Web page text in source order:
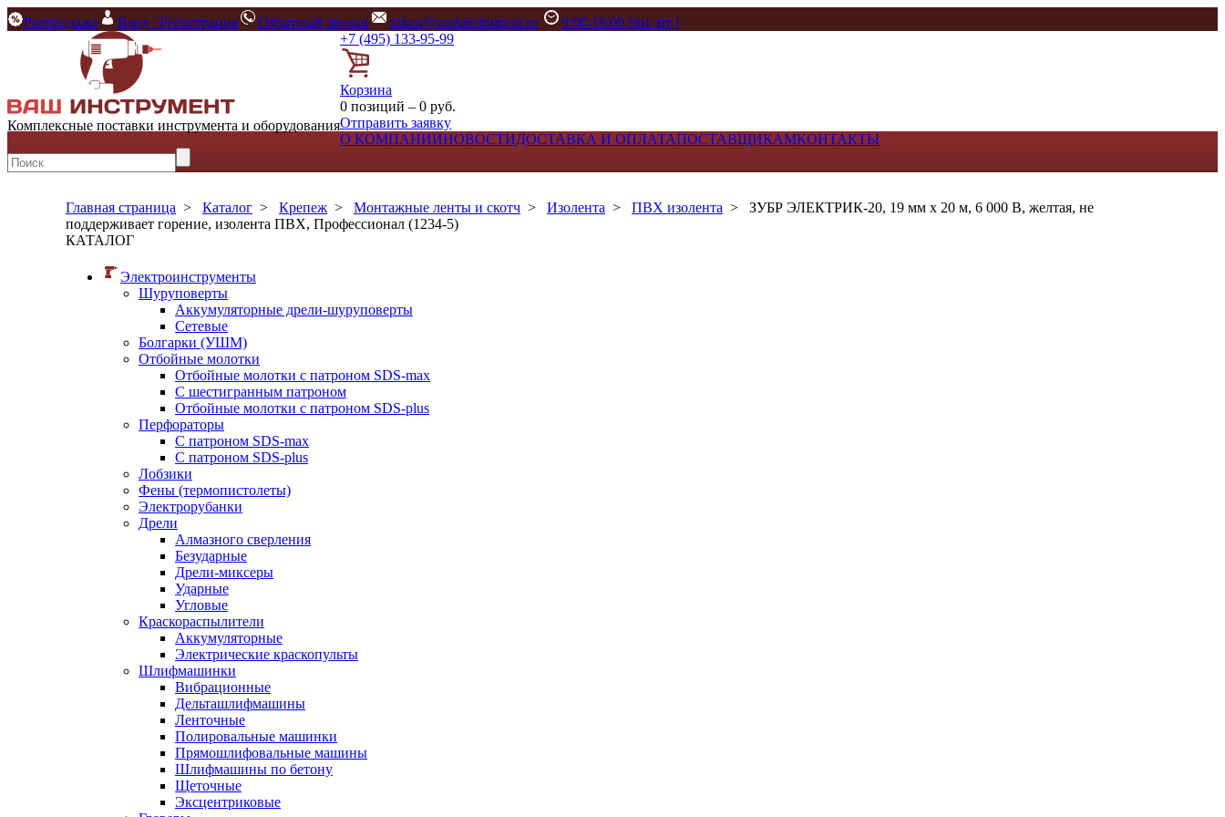
Распродажа Вход / Регистрация Обратный звонок zakaz@vashinstrument.ru 9:00-18:00 (пн.-пт.)
Комплексные поставки инструмента и оборудования
+7 (495) 133-95-99
Корзина
0 позиций – 0 руб.
Отправить заявку
О КОМПАНИИНОВОСТИДОСТАВКА И ОПЛАТАПОСТАВЩИКАМКОНТАКТЫ
Главная страница > Каталог > Крепеж > Монтажные ленты и скотч > Изолента > ПВХ изолента > ЗУБР ЭЛЕКТРИК-20, 19 мм х 20 м, 6 000 В, желтая, не
поддерживает горение, изолента ПВХ, Профессионал (1234-5)
КАТАЛОГ
Электроинструменты
Шуруповерты
Аккумуляторные дрели-шуруповерты
Сетевые
Болгарки (УШМ)
Отбойные молотки
Отбойные молотки с патроном SDS-max
С шестигранным патроном
Отбойные молотки с патроном SDS-plus
Перфораторы
С патроном SDS-max
С патроном SDS-plus
Лобзики
Фены (термопистолеты)
Электрорубанки
Дрели
Алмазного сверления
Безударные
Дрели-миксеры
Ударные
Угловые
Краскораспылители
Аккумуляторные
Электрические краскопульты
Шлифмашинки
Вибрационные
Дельташлифмашины
Ленточные
Полировальные машинки
Прямошлифовальные машины
Шлифмашины по бетону
Щеточные
Эксцентриковые